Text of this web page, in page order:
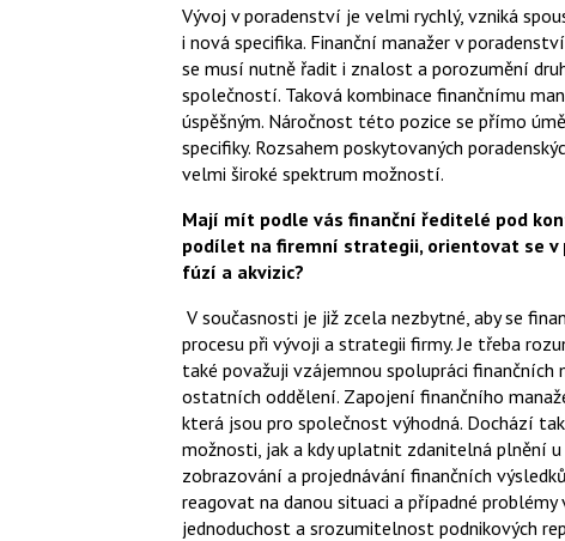
Vývoj v poradenství je velmi rychlý, vzniká
i nová specifika. Finanční manažer v
se musí nutně řadit i znalost a porozumění
společností. Taková kombinace finančnímu
úspěšným. Náročnost této pozice se přímo
specifiky. Rozsahem poskytovaných
velmi široké spektrum možností.
Mají mít podle vás finanční ředitelé pod
podílet na firemní strategii, orientovat se v
fúzí a akvizic?
V současnosti je již zcela nezbytné, aby se
procesu při vývoji a strategii firmy. Je třeba
také považuji vzájemnou spolupráci
ostatních oddělení. Zapojení finančního
která jsou pro společnost výhodná. Dochází
možnosti, jak a kdy uplatnit zdanitelná plnění
zobrazování a projednávání finančních
reagovat na danou situaci a případné
jednoduchost a srozumitelnost podnikových